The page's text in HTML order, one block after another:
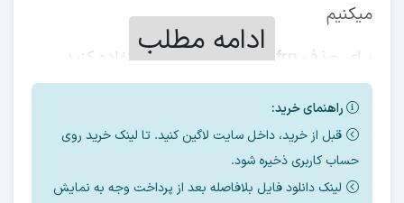
میکنیم
برای حذف
frpازسرور آنلاینما استفاده کنید.
بسته بهباینریومنطقهگوشی ، قیمت حذف
آنلاین
frpمتفاوت میباشد.
ادامه مطلب
راهنمای خرید:
قبل از خرید، داخل سایت لاگین کنید. تا لینک خرید روی
حساب کاربری ذخیره شود.
لینک دانلود فایل بلافاصله بعد از پرداخت وجه به نمایش